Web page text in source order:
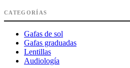
CATEGORÍAS
Gafas de sol
Gafas graduadas
Lentillas
Audiología